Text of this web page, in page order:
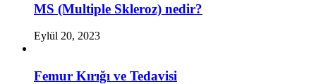
MS (Multiple Skleroz) nedir?
Eylül 20, 2023
Femur Kırığı ve Tedavisi